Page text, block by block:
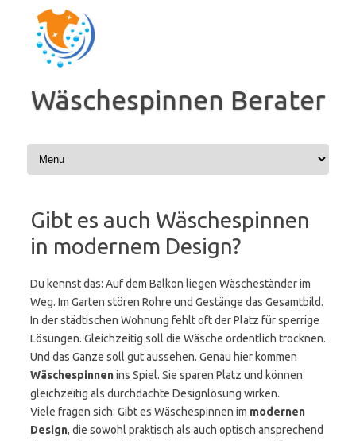
Inhalt
springen
Wäschespinnen Berater
Gibt es auch Wäschespinnen
in modernem Design?
Du kennst das: Auf dem Balkon liegen Wäscheständer im
Weg. Im Garten stören Rohre und Gestänge das Gesamtbild.
In der städtischen Wohnung fehlt oft der Platz für sperrige
Lösungen. Gleichzeitig soll die Wäsche ordentlich trocknen.
Und das Ganze soll gut aussehen. Genau hier kommen
Wäschespinnenins Spiel. Sie sparen Platz und können
gleichzeitig als durchdachte Designlösung wirken.
Viele fragen sich: Gibt es Wäschespinnen im modernen
Design, die sowohl praktisch als auch optisch ansprechend